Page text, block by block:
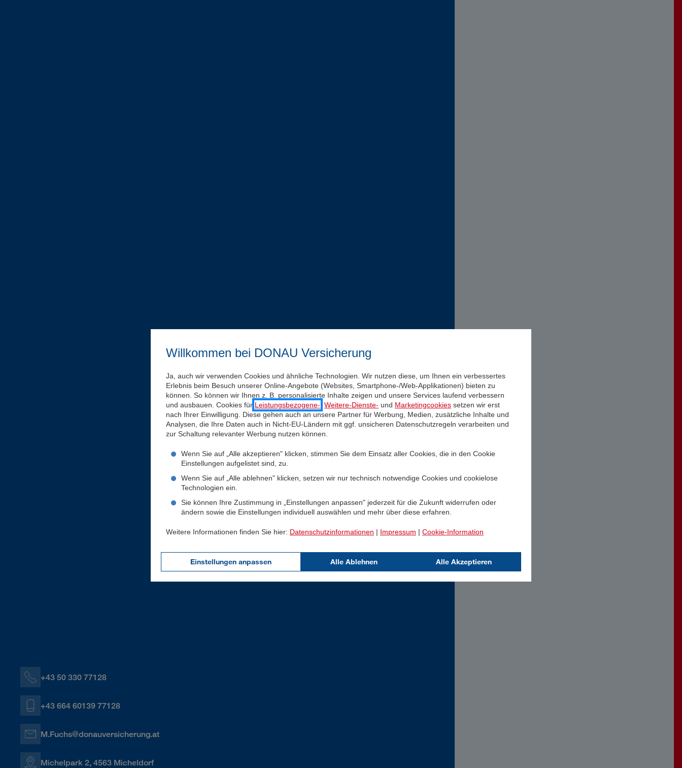
Willkommen bei DONAU Versicherung
Ja, auch wir verwenden Cookies und ähnliche Technologien. Wir nutzen diese, um Ihnen ein verbessertes
Erlebnis beim Besuch unserer Online-Angebote (Websites, Smartphone-/Web-Applikationen) bieten zu
können. So können wir Ihnen z. B. personalisierte Inhalte zeigen und unsere Services laufend verbessern
und ausbauen. Cookies für Leistungsbezogene- Weitere-Dienste- und Marketingcookies setzen wir erst
nach Ihrer Einwilligung. Diese gehen auch an unsere Partner für Werbung, Medien, zusätzliche Inhalte und
Analysen, die Ihre Daten auch in Nicht-EU-Ländern mit ggf. unsicheren Datenschutzregeln verarbeiten und
zur Schaltung relevanter Werbung nutzen können.
Wenn Sie auf „Alle akzeptieren" klicken, stimmen Sie dem Einsatz aller Cookies, die in den Cookie
Einstellungen aufgelistet sind, zu.
Wenn Sie auf „Alle ablehnen" klicken, setzen wir nur technisch notwendige Cookies und cookielose
Technologien ein.
Sie können Ihre Zustimmung in „Einstellungen anpassen" jederzeit für die Zukunft widerrufen oder
ändern sowie die Einstellungen individuell auswählen und mehr über diese erfahren.
Weitere Informationen finden Sie hier: Datenschutzinformationen | Impressum | Cookie-Information
Einstellungen anpassen Alle Ablehnen Alle Akzeptieren
+43 50 330 77128
+43 664 60139 77128
M.Fuchs@donauversicherung.at
Michelpark 2, 4563 Micheldorf